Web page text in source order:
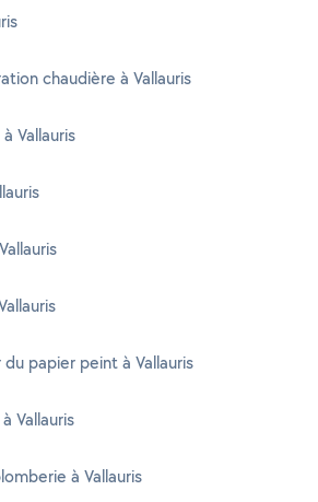
chaudière à Vallauris
Vallauris
du papier peint à Vallauris
Vallauris
à Vallauris